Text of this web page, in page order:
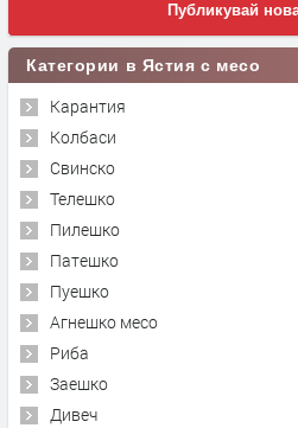
Публикувай
Категории в Ястия с месо
Карантия
Колбаси
Свинско
Телешко
Пилешко
Патешко
Пуешко
Агнешко месо
Риба
Заешко
Дивеч